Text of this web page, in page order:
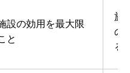
設の効用を最大限
と
施
の
る